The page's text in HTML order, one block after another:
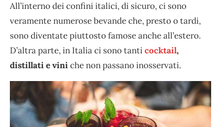
All’interno dei confini italici, di sicuro, ci sono
veramente numerose bevande che, presto o tardi,
sono diventate piuttosto famose anche all’estero.
D’altra parte, in Italia ci sono tanticocktail,
distillati e viniche non passano inosservati.